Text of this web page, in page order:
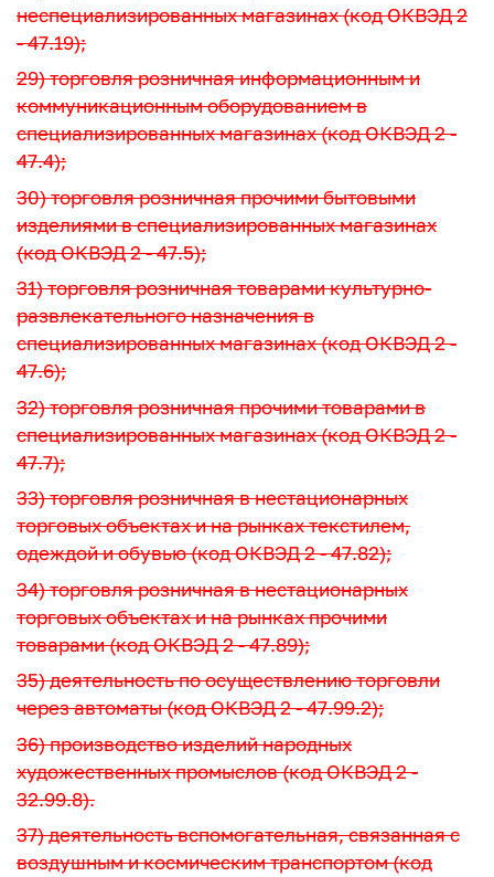
неспециализированных магазинах (код ОКВЭД 2
- 47.19);
29) торговля розничная информационным и
коммуникационным оборудованием в
специализированных магазинах (код ОКВЭД 2 -
47.4);
30) торговля розничная прочими бытовыми
изделиями в специализированных магазинах
(код ОКВЭД 2 - 47.5);
31) торговля розничная товарами культурно-
развлекательного назначения в
специализированных магазинах (код ОКВЭД 2 -
47.6);
32) торговля розничная прочими товарами в
специализированных магазинах (код ОКВЭД 2 -
47.7);
33) торговля розничная в нестационарных
торговых объектах и на рынках текстилем,
одеждой и обувью (код ОКВЭД 2 - 47.82);
34) торговля розничная в нестационарных
торговых объектах и на рынках прочими
товарами (код ОКВЭД 2 - 47.89);
35) деятельность по осуществлению торговли
через автоматы (код ОКВЭД 2 - 47.99.2);
36) производство изделий народных
художественных промыслов (код ОКВЭД 2 -
32.99.8).
37) деятельность вспомогательная, связанная с
воздушным и космическим транспортом (код